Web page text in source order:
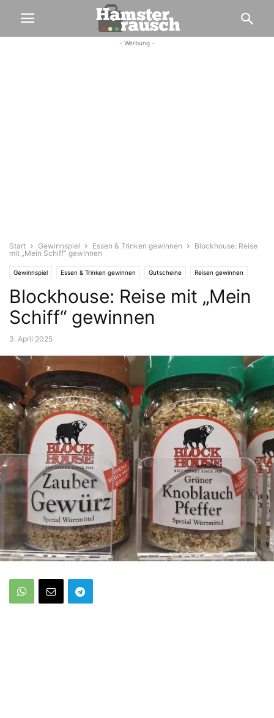
- Werbung -
Start Gewinnspiel Essen & Trinken gewinnen
Blockhouse: Reise
mit „Mein Schiff“ gewinnen
Gewinnspiel Essen & Trinken gewinnen Gutscheine Reisen gewinnen
Blockhouse: Reise mit „Mein
Schiff“ gewinnen
3. April 2025